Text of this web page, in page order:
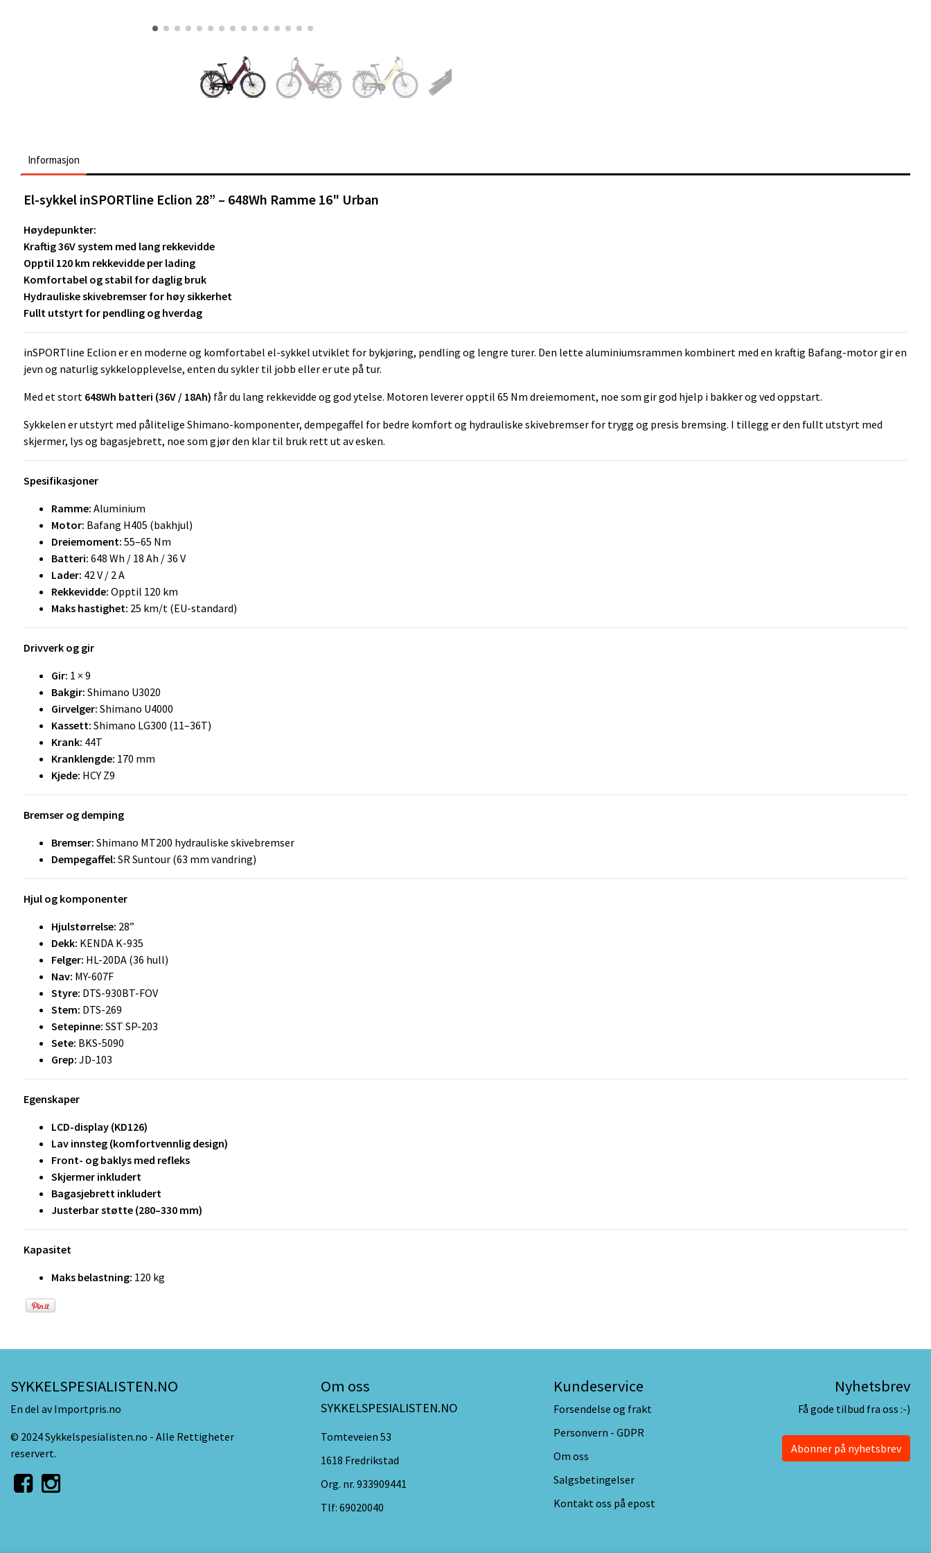
Informasjon
El-sykkel inSPORTline Eclion 28” – 648Wh Ramme 16" Urban
Høydepunkter:
Kraftig 36V system med lang rekkevidde
Opptil 120 km rekkevidde per lading
Komfortabel og stabil for daglig bruk
Hydrauliske skivebremser for høy sikkerhet
Fullt utstyrt for pendling og hverdag
inSPORTline Eclion er en moderne og komfortabel el-sykkel utviklet for bykjøring, pendling og lengre turer. Den lette aluminiumsrammen kombinert med en kraftig Bafang-motor gir en
jevn og naturlig sykkelopplevelse, enten du sykler til jobb eller er ute på tur.
Med et stort 648Wh batteri (36V / 18Ah) får du lang rekkevidde og god ytelse. Motoren leverer opptil 65 Nm dreiemoment, noe som gir god hjelp i bakker og ved oppstart.
Sykkelen er utstyrt med pålitelige Shimano-komponenter, dempegaffel for bedre komfort og hydrauliske skivebremser for trygg og presis bremsing. I tillegg er den fullt utstyrt med
skjermer, lys og bagasjebrett, noe som gjør den klar til bruk rett ut av esken.
Spesifikasjoner
Ramme: Aluminium
Motor: Bafang H405 (bakhjul)
Dreiemoment: 55–65 Nm
Batteri: 648 Wh / 18 Ah / 36 V
Lader: 42 V / 2 A
Rekkevidde: Opptil 120 km
Maks hastighet: 25 km/t (EU-standard)
Drivverk og gir
Gir: 1 × 9
Bakgir: Shimano U3020
Girvelger: Shimano U4000
Kassett: Shimano LG300 (11–36T)
Krank: 44T
Kranklengde: 170 mm
Kjede: HCY Z9
Bremser og demping
Bremser: Shimano MT200 hydrauliske skivebremser
Dempegaffel: SR Suntour (63 mm vandring)
Hjul og komponenter
Hjulstørrelse: 28”
Dekk: KENDA K-935
Felger: HL-20DA (36 hull)
Nav: MY-607F
Styre: DTS-930BT-FOV
Stem: DTS-269
Setepinne: SST SP-203
Sete: BKS-5090
Grep: JD-103
Egenskaper
LCD-display (KD126)
Lav innsteg (komfortvennlig design)
Front- og baklys med refleks
Skjermer inkludert
Bagasjebrett inkludert
Justerbar støtte (280–330 mm)
Kapasitet
Maks belastning: 120 kg
SYKKELSPESIALISTEN.NO
En del av Importpris.no
© 2024 Sykkelspesialisten.no - Alle Rettigheter
reservert.
Om oss
SYKKELSPESIALISTEN.NO
Tomteveien 53
1618 Fredrikstad
Org. nr. 933909441
Tlf: 69020040
Kundeservice
Forsendelse og frakt
Personvern - GDPR
Om oss
Salgsbetingelser
Kontakt oss på epost
Nyhetsbrev
Få gode tilbud fra oss :-)
Abonner på nyhetsbrev